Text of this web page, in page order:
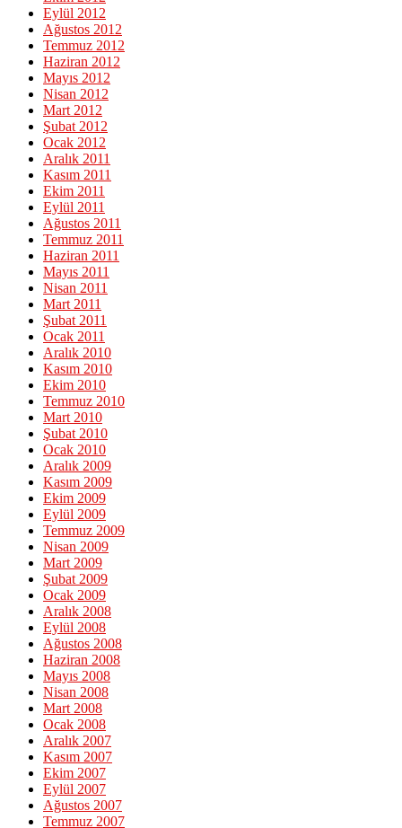
Eylül 2012
Ağustos 2012
Temmuz 2012
Haziran 2012
Mayıs 2012
Nisan 2012
Mart 2012
Şubat 2012
Ocak 2012
Aralık 2011
Kasım 2011
Ekim 2011
Eylül 2011
Ağustos 2011
Temmuz 2011
Haziran 2011
Mayıs 2011
Nisan 2011
Mart 2011
Şubat 2011
Ocak 2011
Aralık 2010
Kasım 2010
Ekim 2010
Temmuz 2010
Mart 2010
Şubat 2010
Ocak 2010
Aralık 2009
Kasım 2009
Ekim 2009
Eylül 2009
Temmuz 2009
Nisan 2009
Mart 2009
Şubat 2009
Ocak 2009
Aralık 2008
Eylül 2008
Ağustos 2008
Haziran 2008
Mayıs 2008
Nisan 2008
Mart 2008
Ocak 2008
Aralık 2007
Kasım 2007
Ekim 2007
Eylül 2007
Ağustos 2007
Temmuz 2007